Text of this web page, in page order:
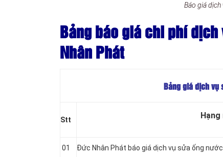
Báo giá dịch
Bảng báo giá chi phí
Nhân Phát
Bảng giá dịch vụ
Stt Hạng
01 Đức Nhân Phát báo giá dịch vụ sửa ống